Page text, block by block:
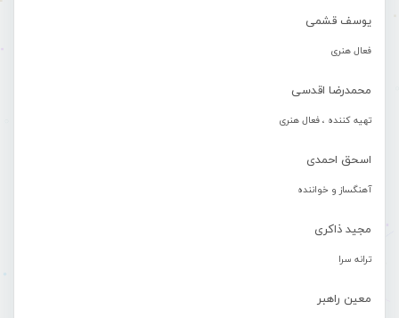
یوسف قشمی
فعال هنری
محمدرضا اقدسی
تهیه کننده ، فعال هنری
اسحق احمدی
آهنگساز و خواننده
مجید ذاکری
ترانه سرا
معین راهبر